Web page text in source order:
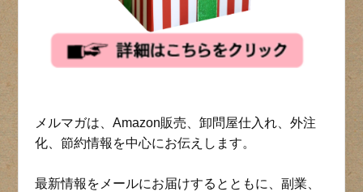
メルマガは、Amazon販売、卸問屋仕入れ、外注
化、節約情報を中心にお伝えします。
最新情報をメールにお届けするとともに、副業、